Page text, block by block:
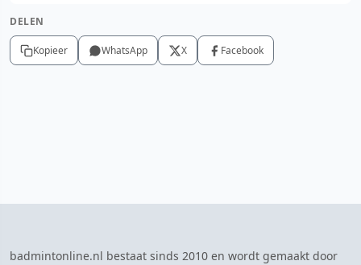
DELEN
Kopieer WhatsApp X Facebook
badmintonline.nl bestaat sinds 2010 en wordt gemaakt door